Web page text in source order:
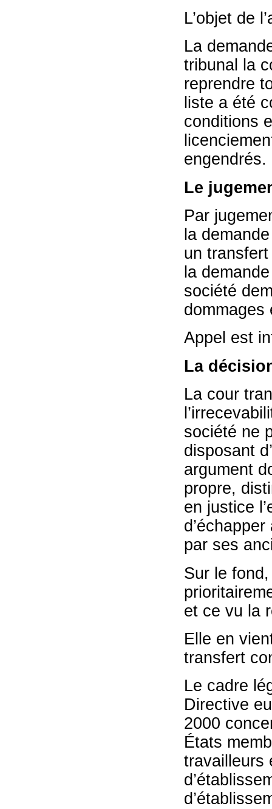
L’objet de
La
tribunal la
reprendre
liste a été
conditions
engendrés.
Le
Par
la
un
la
société
dommages
Appel est
La
La cour
société ne
disposant
argument
propre,
en justice
par ses
Sur le
et ce vu la
Elle en
transfert
Le cadre
Directive
2000
États
travailleurs